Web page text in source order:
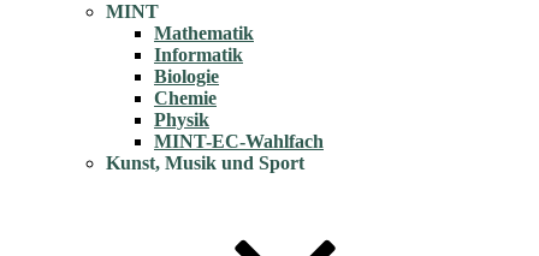
MINT
Mathematik
Informatik
Biologie
Chemie
Physik
MINT-EC-Wahlfach
Kunst, Musik und Sport